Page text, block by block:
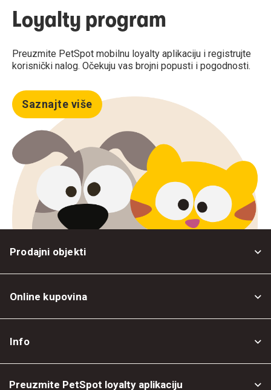
Loyalty program
Preuzmite PetSpot mobilnu loyalty aplikaciju i registrujte
korisnički nalog. Očekuju vas brojni popusti i pogodnosti.
Saznajte više
Prodajni objekti
Online kupovina
Info
Preuzmite PetSpot loyalty aplikaciju